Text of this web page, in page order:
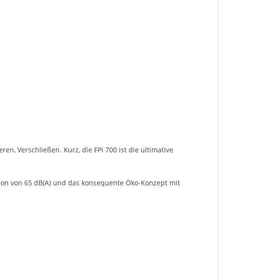
Verschließen. Kurz, die FPi 700 ist die ultimative
von 65 dB(A) und das konsequente Öko-Konzept mit